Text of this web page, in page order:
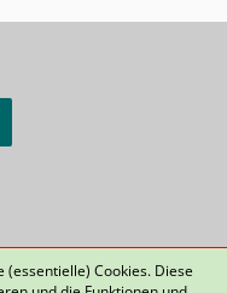
Metoo er
Grüße
Cookies. Diese